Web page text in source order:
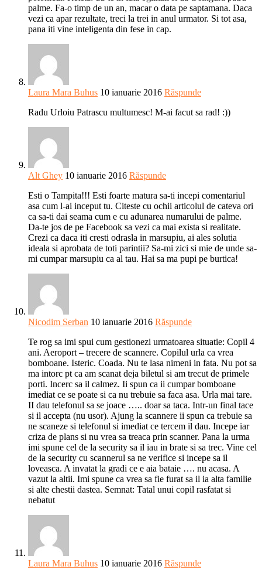
palme. Fa-o timp de un an, macar o data pe saptamana. Daca
vezi ca apar rezultate, treci la trei in anul urmator. Si tot asa,
pana iti vine inteligenta din fese in cap.
Laura Mara Buhus 10 ianuarie 2016 Răspunde
Radu Urloiu Patrascu multumesc! M-ai facut sa rad! :))
Alt Ghey 10 ianuarie 2016 Răspunde
Esti o Tampita!!! Esti foarte matura sa-ti incepi comentariul
asa cum l-ai inceput tu. Citeste cu ochii articolul de cateva ori
ca sa-ti dai seama cum e cu adunarea numarului de palme.
Da-te jos de pe Facebook sa vezi ca mai exista si realitate.
Crezi ca daca iti cresti odrasla in marsupiu, ai ales solutia
ideala si aprobata de toti parintii? Sa-mi zici si mie de unde sa-
mi cumpar marsupiu ca al tau. Hai sa ma pupi pe burtica!
Nicodim Serban 10 ianuarie 2016 Răspunde
Te rog sa imi spui cum gestionezi urmatoarea situatie: Copil 4
ani. Aeroport – trecere de scannere. Copilul urla ca vrea
bomboane. Isteric. Coada. Nu te lasa nimeni in fata. Nu pot sa
ma intorc pt ca am scanat deja biletul si am trecut de primele
porti. Incerc sa il calmez. Ii spun ca ii cumpar bomboane
imediat ce se poate si ca nu trebuie sa faca asa. Urla mai tare.
II dau telefonul sa se joace ….. doar sa taca. Intr-un final tace
si il accepta (nu usor). Ajung la scannere ii spun ca trebuie sa
ne scaneze si telefonul si imediat ce tercem il dau. Incepe iar
criza de plans si nu vrea sa treaca prin scanner. Pana la urma
imi spune cel de la security sa il iau in brate si sa trec. Vine cel
de la security cu scannerul sa ne verifice si incepe sa il
loveasca. A invatat la gradi ce e aia bataie …. nu acasa. A
vazut la altii. Imi spune ca vrea sa fie furat sa il ia alta familie
si alte chestii dastea. Semnat: Tatal unui copil rasfatat si
nebatut
Laura Mara Buhus 10 ianuarie 2016 Răspunde